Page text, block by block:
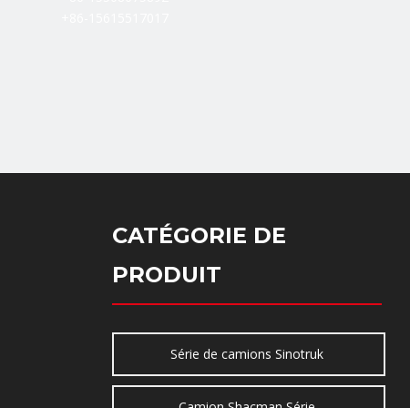
CATÉGORIE DE
PRODUIT
Série de camions Sinotruk